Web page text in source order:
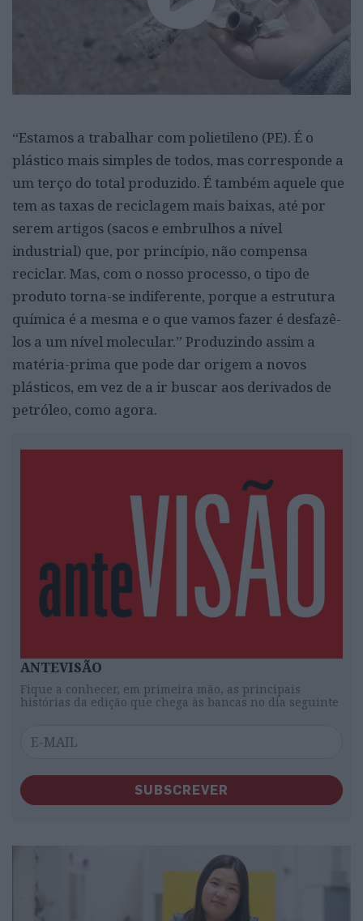
“Estamos a trabalhar com polietileno (PE). É o
plástico mais simples de todos, mas corresponde a
um terço do total produzido. É também aquele que
tem as taxas de reciclagem mais baixas, até por
serem artigos (sacos e embrulhos a nível
industrial) que, por princípio, não compensa
reciclar. Mas, com o nosso processo, o tipo de
produto torna-se indiferente, porque a estrutura
química é a mesma e o que vamos fazer é desfazê-
los a um nível molecular.” Produzindo assim a
matéria-prima que pode dar origem a novos
plásticos, em vez de a ir buscar aos derivados de
petróleo, como agora.
ANTEVISÃO
Fique a conhecer, em primeira mão, as principais
histórias da edição que chega às bancas no dia seguinte
SUBSCREVER